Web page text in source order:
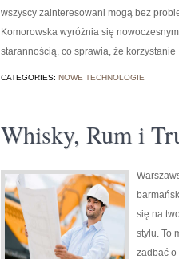
wszyscy zainteresowani mogą bez
Komorowska wyróżnia się
starannością, co sprawia, że korzystanie
CATEGORIES: NOWE TECHNOLOGIE
Whisky, Rum i
się na
stylu. To
zadbać o